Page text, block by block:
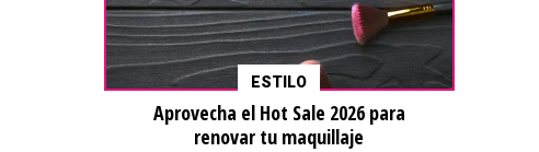
ESTILO
Aprovecha el Hot Sale 2026 para
renovar tu maquillaje